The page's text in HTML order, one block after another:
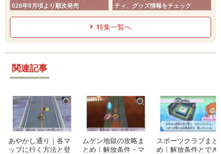
026年9月頃より順次発売
ティ、グッズ情報をチェック
特集一覧へ
関連記事
あやかし通り｜各マ
ップに行く方法と登
ムゲン地獄の攻略ま
とめ｜解放条件・マ
スポーツクラブまと
め｜解放条件とでき